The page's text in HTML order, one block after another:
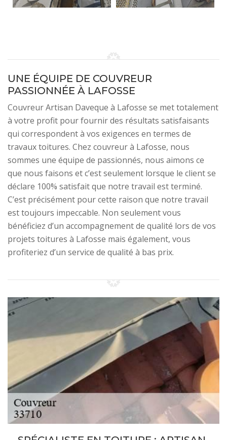
UNE ÉQUIPE DE COUVREUR
PASSIONNÉE À LAFOSSE
Couvreur Artisan Daveque à Lafosse se met totalement
à votre profit pour fournir des résultats satisfaisants
qui correspondent à vos exigences en termes de
travaux toitures. Chez couvreur à Lafosse, nous
sommes une équipe de passionnés, nous aimons ce
que nous faisons et c’est seulement lorsque le client se
déclare 100% satisfait que notre travail est terminé.
C’est précisément pour cette raison que notre travail
est toujours impeccable. Non seulement vous
bénéficiez d’un accompagnement de qualité lors de vos
projets toitures à Lafosse mais également, vous
profiteriez d’un service de qualité à bas prix.